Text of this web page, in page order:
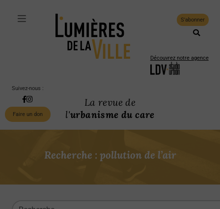
S'abonner
Découvrez notre agence
Suivez-nous :
Faire un don
La revue de
l'urbanisme du care
Recherche : pollution de l’air